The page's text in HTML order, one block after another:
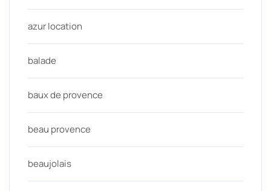
azur location
balade
baux de provence
beau provence
beaujolais